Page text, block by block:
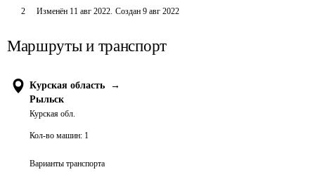
2 Изменён 11 авг 2022. Создан 9 авг 2022
Маршруты и транспорт
Курская область
→
Рыльск
Курская обл.
Кол-во машин: 1
Варианты транспорта